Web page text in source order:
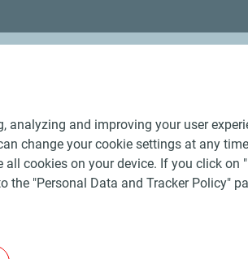
Produits Pétroliers
sites de la compagnie TotalEnergies
and improving your user
change your cookie settings at any
cookies on your device. If you click
"Personal Data and Tracker Policy"